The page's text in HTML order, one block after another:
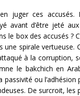
juger ces
avant d’être jeté
le box des accusés ?
une spirale
à la corruption,
le bakchich en
passivité ou
De surcroit,